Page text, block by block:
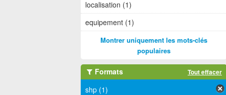
localisation (1)
equipement (1)
Montrer uniquement les mots-clés
populaires
Formats Tout effacer
shp (1)